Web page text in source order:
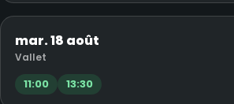
mar. 18 août
Vallet
11:00 13:30